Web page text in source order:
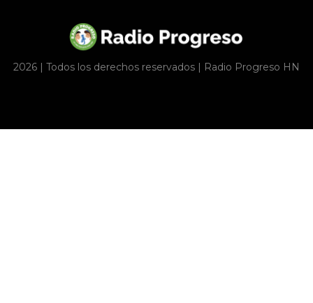
2026 | Todos los derechos reservados | Radio Progreso HN